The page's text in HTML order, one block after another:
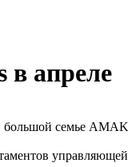
в апреле
семье